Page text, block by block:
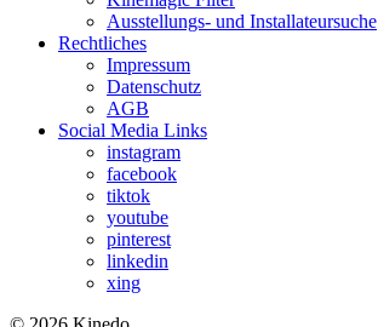
Ausstellungs- und Installateursuche
Rechtliches
Impressum
Datenschutz
AGB
Social Media Links
instagram
facebook
tiktok
youtube
pinterest
linkedin
xing